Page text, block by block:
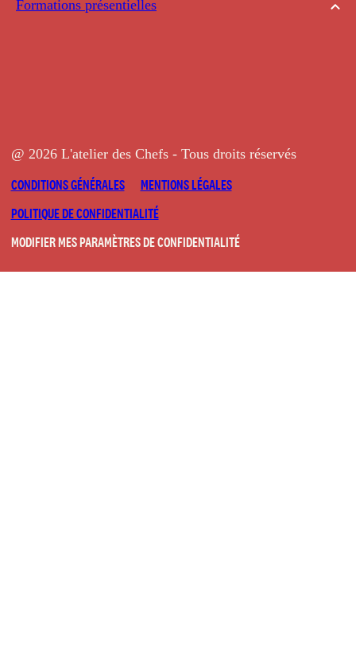
Formations présentielles
@ 2026 L'atelier des Chefs - Tous droits réservés
CONDITIONS GÉNÉRALES
MENTIONS LÉGALES
POLITIQUE DE CONFIDENTIALITÉ
MODIFIER MES PARAMÈTRES DE CONFIDENTIALITÉ